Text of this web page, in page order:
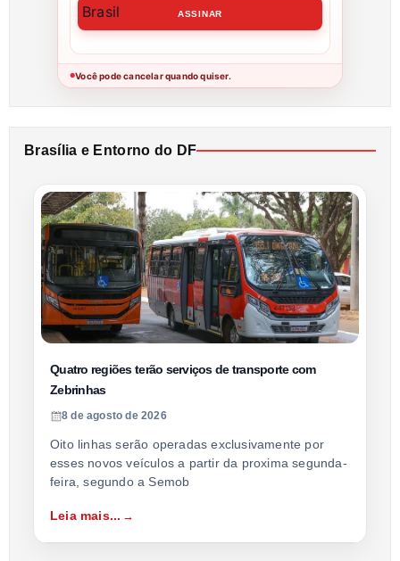
●Você pode cancelar quando quiser.
Brasília e Entorno do DF
Quatro regiões terão serviços de transporte com
Zebrinhas
8 de agosto de 2026
Oito linhas serão operadas exclusivamente por
esses novos veículos a partir da proxima segunda-
feira, segundo a Semob
Leia mais...